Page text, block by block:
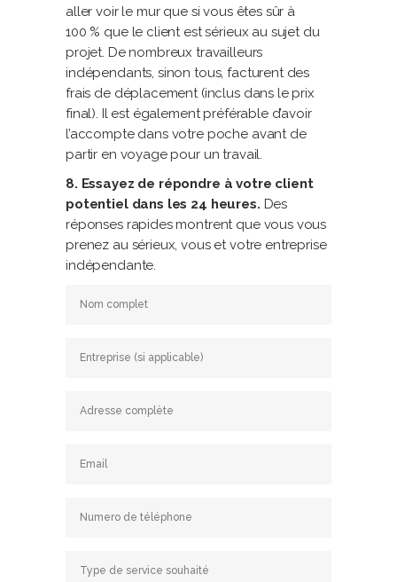
aller voir le mur que si vous êtes sûr à
100 % que le client est sérieux au sujet du
projet. De nombreux travailleurs
indépendants, sinon tous, facturent des
frais de déplacement (inclus dans le prix
final). Il est également préférable d’avoir
l’accompte dans votre poche avant de
partir en voyage pour un travail.
8. Essayez de répondre à votre client
potentiel dans les 24 heures. Des
réponses rapides montrent que vous vous
prenez au sérieux, vous et votre entreprise
indépendante.